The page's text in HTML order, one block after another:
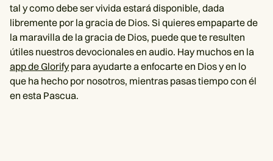
tal y como debe ser vivida estará disponible, dada
libremente por la gracia de Dios. Si quieres empaparte de
la maravilla de la gracia de Dios, puede que te resulten
útiles nuestros devocionales en audio. Hay muchos en la
app de Glorifypara ayudarte a enfocarte en Dios y en lo
que ha hecho por nosotros, mientras pasas tiempo con él
en esta Pascua.